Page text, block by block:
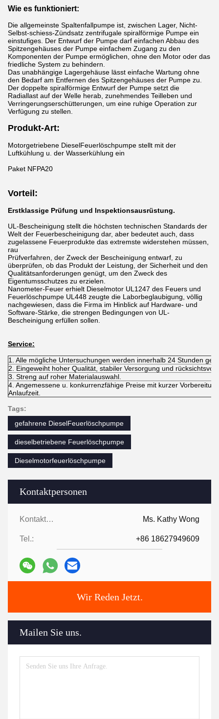
Kontaktpersonen
Kontaktpersonen: Ms. Kathy Wong
Tel.: +86 18627949609
Wir Reden Jetzt.
Mailen Sie uns.
Wie es funktioniert:
Die allgemeinste Spaltenfallpumpe ist, zwischen Lager, Nicht-
Selbst-schiess-Zündsatz zentrifugale spiralförmige Pumpe ein
einstufiges. Der Entwurf der Pumpe darf einfachen Abbau des
Spitzengehäuses der Pumpe einfachem Zugang zu den
Komponenten der Pumpe ermöglichen, ohne den Motor oder das
friedliche System zu behindern.
Das unabhängige Lagergehäuse lässt einfache Wartung ohne
den Bedarf am Entfernen des Spitzengehäuses der Pumpe zu.
Der doppelte spiralförmige Entwurf der Pumpe setzt die
Radiallast auf der Welle herab, zunehmendes Teilleben und
Verringerungserschütterungen, um eine ruhige Operation zur
Verfügung zu stellen.
Produkt-Art:
Motorgetriebene DieselFeuerlöschpumpe stellt mit der
Luftkühlung u. der Wasserkühlung ein
Paket NFPA20
Vorteil:
Erstklassige Prüfung und Inspektionsausrüstung.
UL-Bescheinigung stellt die höchsten technischen Standards der
Welt der Feuerbescheinigung dar, aber bedeutet auch, dass
zugelassene Feuerprodukte das extremste widerstehen müssen,
rau
Prüfverfahren, der Zweck der Bescheinigung entwarf, zu
überprüfen, ob das Produkt der Leistung, der Sicherheit und den
Qualitätsanforderungen genügt, um den Zweck des
Eigentumsschutzes zu erzielen.
Nanometer-Feuer erhielt Dieselmotor UL1247 des Feuers und
Feuerlöschpumpe UL448 zeugte die Laborbeglaubigung, völlig
nachgewiesen, dass die Firma im Hinblick auf Hardware- und
Software-Stärke, die strengen Bedingungen von UL-
Bescheinigung erfüllen sollen.
Service:
1. Alle mögliche Untersuchungen werden innerhalb 24 Stunden
2. Eingeweiht hoher Qualität, stabiler Versorgung und
3. Streng auf roher Materialauswahl.
4. Angemessene u. konkurrenzfähige Preise mit kurzer
Anlaufzeit.
Tags:
gefahrene DieselFeuerlöschpumpe
dieselbetriebene Feuerlöschpumpe
Dieselmotorfeuerlöschpumpe